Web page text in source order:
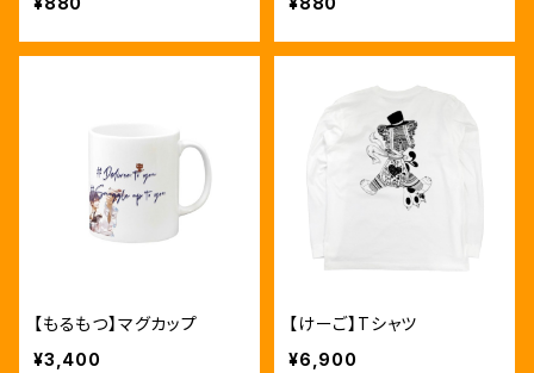
【もるもつ】マグカップ
¥3,400
【けーご】Tシャツ
¥6,900